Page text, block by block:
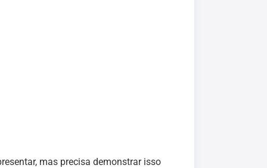
mas precisa demonstrar isso